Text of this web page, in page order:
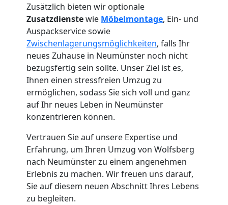
Zusätzlich bieten wir optionale
Zusatzdienstewie Möbelmontage, Ein- und
Auspackservice sowie
Zwischenlagerungsmöglichkeiten, falls Ihr
neues Zuhause in Neumünster noch nicht
bezugsfertig sein sollte. Unser Ziel ist es,
Ihnen einen stressfreien Umzug zu
ermöglichen, sodass Sie sich voll und ganz
auf Ihr neues Leben in Neumünster
konzentrieren können.
Vertrauen Sie auf unsere Expertise und
Erfahrung, um Ihren Umzug von Wolfsberg
nach Neumünster zu einem angenehmen
Erlebnis zu machen. Wir freuen uns darauf,
Sie auf diesem neuen Abschnitt Ihres Lebens
zu begleiten.
Umzugshelfer
Wolfsberg
Möbeltaxi
Wolfsberg
Kleintransport